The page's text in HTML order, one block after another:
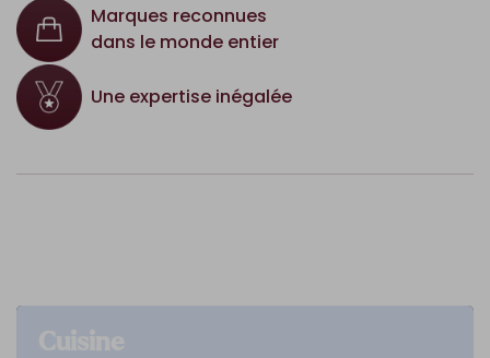
Marques reconnues
dans le monde entier
Une expertise inégalée